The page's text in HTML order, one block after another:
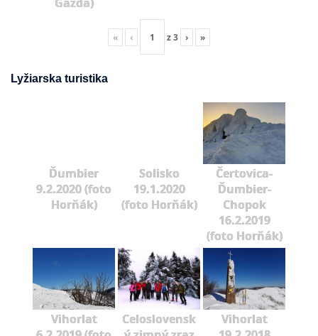
« ‹ z3 › »
Lyžiarska turistika
Ďumbier
9.2.2020 (foto
Horňák)
Solisko
19.1.2020
(foto Horňák)
Čertovica-
Ďumbier-
Chopok
16.2.2019
(foto Horňák)
Vihorlat
Celoslovensk
Vihorlat